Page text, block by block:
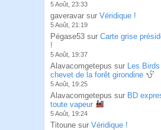
5 Août, 23:33
gaveravar sur Véridique !
5 Août, 21:19
Pégase53 sur Carte grise
!
5 Août, 19:37
Alavacomgetepus sur Les
chevet de la forêt girondine
5 Août, 19:25
Alavacomgetepus sur BD
toute vapeur
5 Août, 19:24
Titoune sur Véridique !